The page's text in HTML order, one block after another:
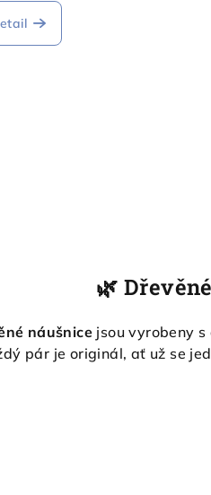
🌿
náušnice jsou vyrobeny
pár je originál, ať už se